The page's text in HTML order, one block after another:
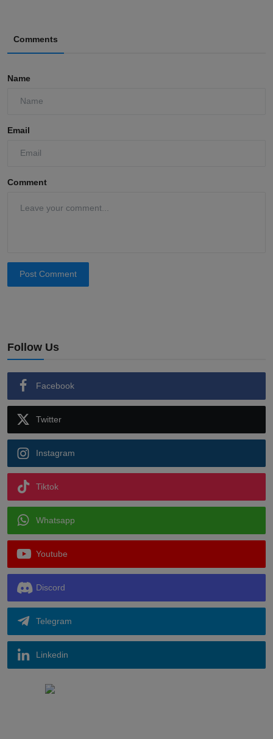
Comments
Name
Email
Comment
Post Comment
Follow Us
Facebook
Twitter
Instagram
Tiktok
Whatsapp
Youtube
Discord
Telegram
Linkedin